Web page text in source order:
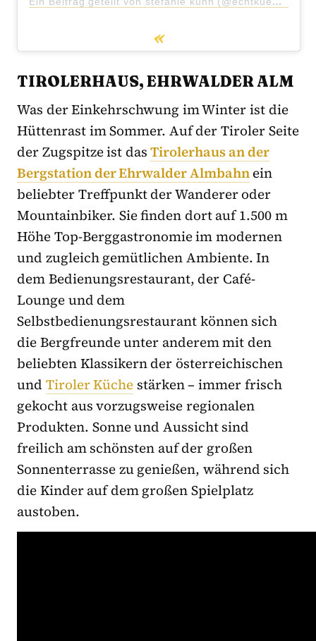
TIROLERHAUS, EHRWALDER ALM
Was der Einkehrschwung im Winter ist die
Hüttenrast im Sommer. Auf der Tiroler Seite
der Zugspitze ist dasTirolerhaus an der
Bergstation der Ehrwalder Almbahnein
beliebter Treffpunkt der Wanderer oder
Mountainbiker. Sie finden dort auf 1.500 m
Höhe Top-Berggastronomie im modernen
und zugleich gemütlichen Ambiente. In
dem Bedienungsrestaurant, der Café-
Lounge und dem
Selbstbedienungsrestaurant können sich
die Bergfreunde unter anderem mit den
beliebten Klassikern der österreichischen
und Tiroler Küche stärken – immer frisch
gekocht aus vorzugsweise regionalen
Produkten. Sonne und Aussicht sind
freilich am schönsten auf der großen
Sonnenterrasse zu genießen, während sich
die Kinder auf dem großen Spielplatz
austoben.